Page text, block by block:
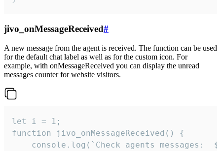
jivo_onMessageReceived#
A new message from the agent is received. The function can be used
for the default chat label as well as for the custom icon. For
example, with onMessageReceived you can display the unread
messages counter for website visitors.
let i = 1;
function jivo_onMessageReceived() {